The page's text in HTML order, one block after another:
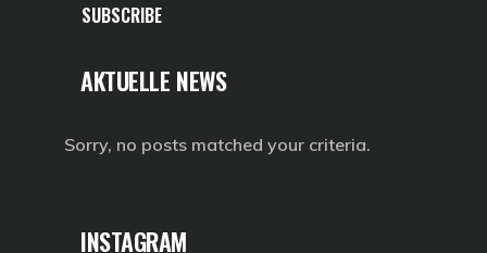
SUBSCRIBE
AKTUELLE NEWS
Sorry, no posts matched your criteria.
INSTAGRAM